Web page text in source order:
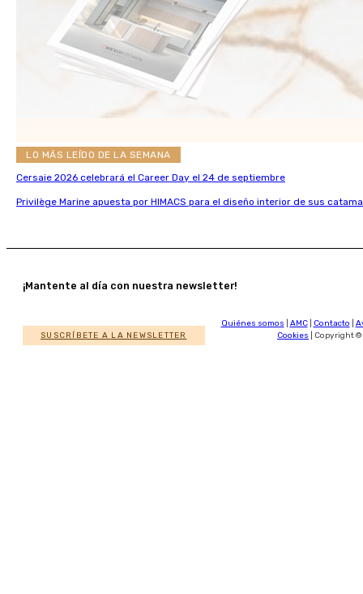
LO MÁS LEÍDO DE LA SEMANA
Cersaie 2026 celebrará el Career Day el 24 de septiembre
Privilège Marine apuesta por HIMACS para el diseño interior de sus
¡Mantente al día con nuestra newsletter!
SUSCRÍBETE A LA NEWSLETTER
Quiénes somos AMC| Contacto
Cookies | Copyright